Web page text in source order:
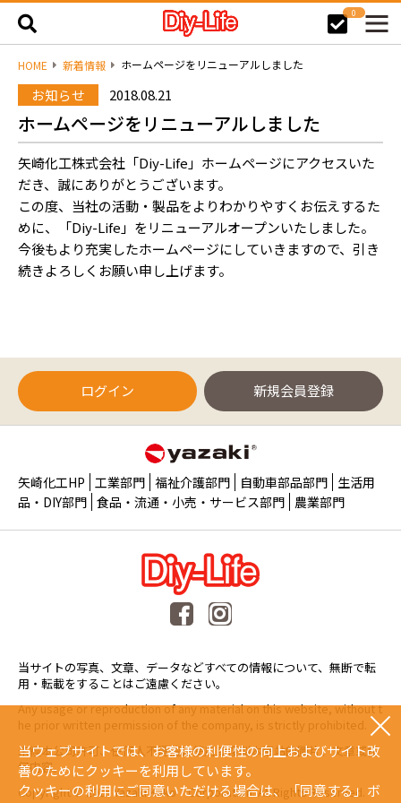
0
HOME 新着情報 ホームページをリニューアルしました
お知らせ 2018.08.21
ホームページをリニューアルしました
矢崎化工株式会社「Diy-Life」ホームページにアクセスいた
だき、誠にありがとうございます。
この度、当社の活動・製品をよりわかりやすくお伝えするた
めに、「Diy-Life」をリニューアルオープンいたしました。
今後もより充実したホームページにしていきますので、引き
続きよろしくお願い申し上げます。
ログイン 新規会員登録
矢崎化工HP 工業部門 福祉介護部門 自動車部品部門 生活用
品・DIY部門 食品・流通・小売・サービス部門 農業部門
当サイトの写真、文章、データなどすべての情報について、無断で転
用・転載をすることはご遠慮ください。
Any usage or reproduction of any material on this website, without t
he prior written permission of the company, is strictly prohibited.
未經本公司許可、任何人不得擅自使用或複製本網站的圖片、文章或任
何内容。
Copyright © 2015 Yazaki Kako Corporation. All Rights Reserved.
当ウェブサイトでは、お客様の利便性の向上およびサイト改
善のためにクッキーを利用しています。
クッキーの利用にご同意いただける場合は、「同意する」ボ